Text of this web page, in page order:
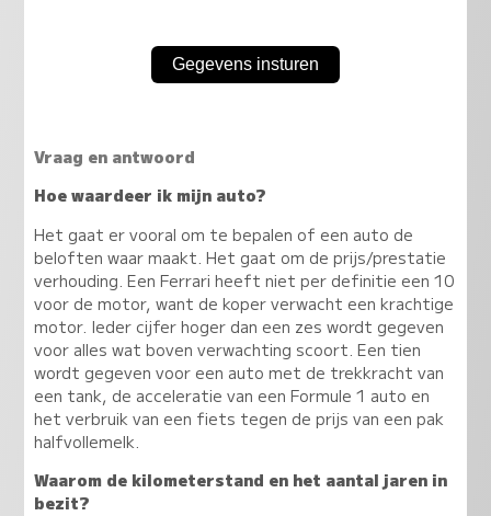
Vraag en antwoord
Hoe waardeer ik mijn auto?
Het gaat er vooral om te bepalen of een auto de
beloften waar maakt. Het gaat om de prijs/prestatie
verhouding. Een Ferrari heeft niet per definitie een 10
voor de motor, want de koper verwacht een krachtige
motor. Ieder cijfer hoger dan een zes wordt gegeven
voor alles wat boven verwachting scoort. Een tien
wordt gegeven voor een auto met de trekkracht van
een tank, de acceleratie van een Formule 1 auto en
het verbruik van een fiets tegen de prijs van een pak
halfvollemelk.
Waarom de kilometerstand en het aantal jaren in
bezit?